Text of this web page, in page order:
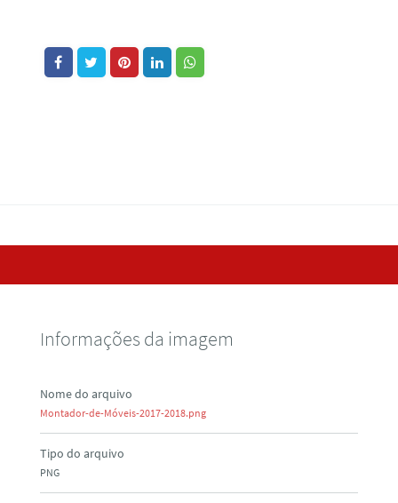
Informações da imagem
Nome do arquivo
Montador-de-Móveis-2017-2018.png
Tipo do arquivo
PNG